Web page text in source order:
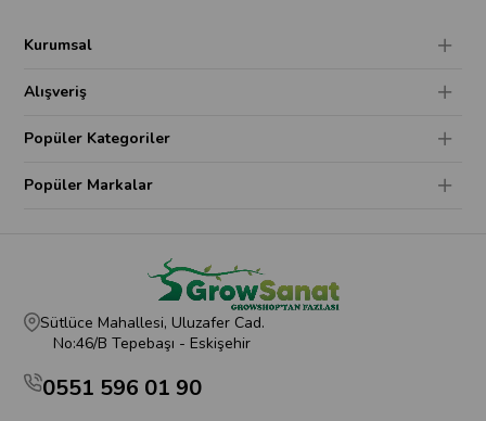
Kurumsal
Alışveriş
Popüler Kategoriler
Popüler Markalar
Sütlüce Mahallesi, Uluzafer Cad.
No:46/B Tepebaşı - Eskişehir
0551 596 01 90